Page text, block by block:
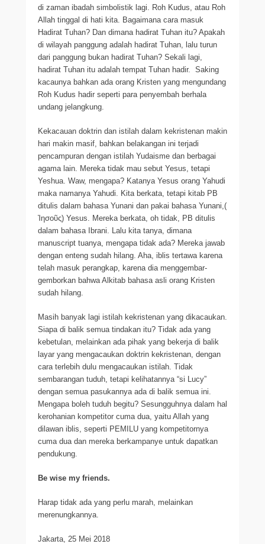
di zaman ibadah simbolistik lagi. Roh Kudus, atau Roh
Allah tinggal di hati kita. Bagaimana cara masuk
Hadirat Tuhan? Dan dimana hadirat Tuhan itu? Apakah
di wilayah panggung adalah hadirat Tuhan, lalu turun
dari panggung bukan hadirat Tuhan? Sekali lagi,
hadirat Tuhan itu adalah tempat Tuhan hadir. Saking
kacaunya bahkan ada orang Kristen yang mengundang
Roh Kudus hadir seperti para penyembah berhala
undang jelangkung.
Kekacauan doktrin dan istilah dalam kekristenan makin
hari makin masif, bahkan belakangan ini terjadi
pencampuran dengan istilah Yudaisme dan berbagai
agama lain. Mereka tidak mau sebut Yesus, tetapi
Yeshua. Waw, mengapa? Katanya Yesus orang Yahudi
maka namanya Yahudi. Kita berkata, tetapi kitab PB
ditulis dalam bahasa Yunani dan pakai bahasa Yunani,(
Ἰησοῦς) Yesus. Mereka berkata, oh tidak, PB ditulis
dalam bahasa Ibrani. Lalu kita tanya, dimana
manuscript tuanya, mengapa tidak ada? Mereka jawab
dengan enteng sudah hilang. Aha, iblis tertawa karena
telah masuk perangkap, karena dia menggembar-
gemborkan bahwa Alkitab bahasa asli orang Kristen
sudah hilang.
Masih banyak lagi istilah kekristenan yang dikacaukan.
Siapa di balik semua tindakan itu? Tidak ada yang
kebetulan, melainkan ada pihak yang bekerja di balik
layar yang mengacaukan doktrin kekristenan, dengan
cara terlebih dulu mengacaukan istilah. Tidak
sembarangan tuduh, tetapi kelihatannya “si Lucy”
dengan semua pasukannya ada di balik semua ini.
Mengapa boleh tuduh begitu? Sesungguhnya dalam hal
kerohanian kompetitor cuma dua, yaitu Allah yang
dilawan iblis, seperti PEMILU yang kompetitornya
cuma dua dan mereka berkampanye untuk dapatkan
pendukung.
Be wise my friends.
Harap tidak ada yang perlu marah, melainkan
merenungkannya.
Jakarta, 25 Mei 2018